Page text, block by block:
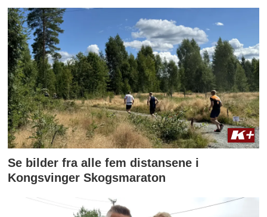
Se bilder fra alle fem distansene i
Kongsvinger Skogsmaraton